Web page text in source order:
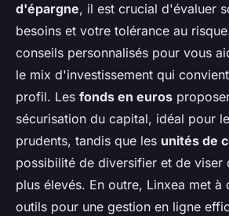
d'épargne, il est crucial d'évaluer
besoins et votre tolérance au
conseils personnalisés pour vous
le mix d'investissement qui
profil. Les fonds en euros
sécurisation du capital, idéal pour
prudents, tandis que les unités de
possibilité de diversifier et de viser
plus élevés. En outre, Linxea met à
outils pour une gestion en ligne